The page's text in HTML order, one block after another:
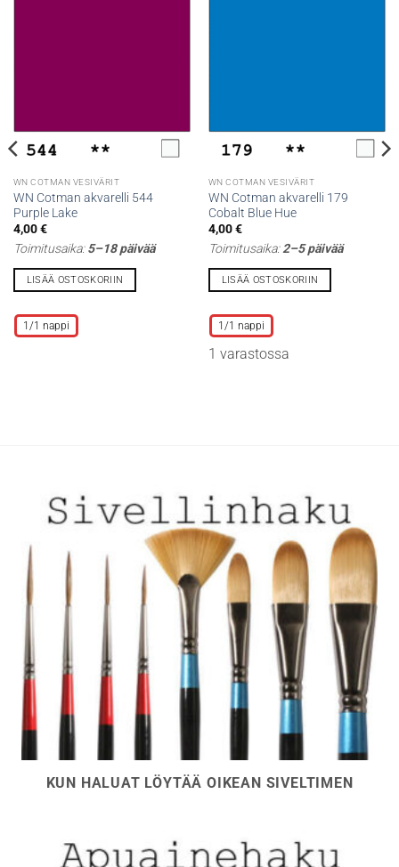
WN COTMAN VESIVÄRIT
WN Cotman akvarelli 544
Purple Lake
4,00€
Toimitusaika:5–18 päivää
LISÄÄ OSTOSKORIIN
tuotteella
on
1/1 nappi
WN COTMAN VESIVÄRIT
WN Cotman akvarelli 179
Cobalt Blue Hue
4,00€
Toimitusaika:2–5 päivää
LISÄÄ OSTOSKORIIN
tuotteella
on
useampi
1/1 nappi
1 varastossa
KUN HALUAT LÖYTÄÄ OIKEAN SIVELTIMEN